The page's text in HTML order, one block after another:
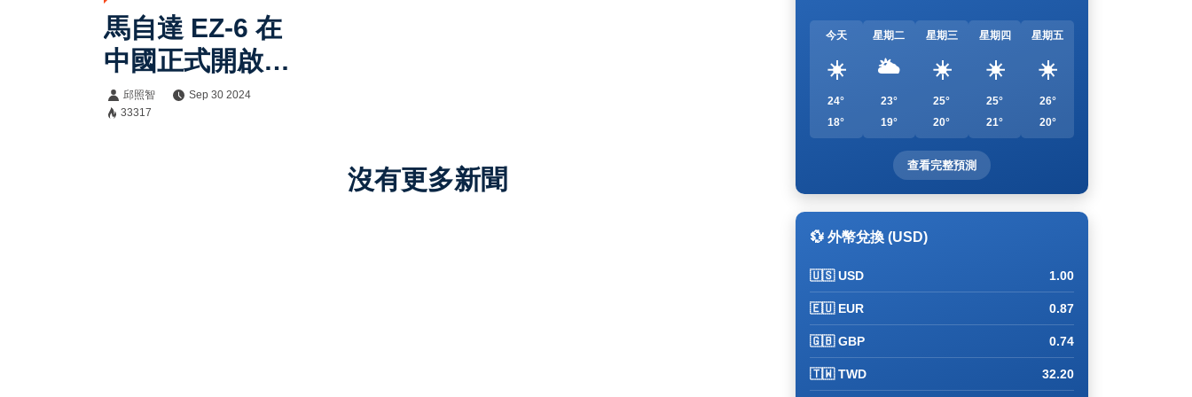
馬自達 EZ-6 在
中國正式開啟預
售：結合創新設
計與智慧科技，
邱照智
Sep 30 2024
33317
沒有更多新聞
今天
☀️
24°
18°
星期二
🌥️
23°
19°
星期三
☀️
25°
20°
星期四
☀️
25°
21°
星期五
☀️
26°
20°
查看完整預測
💱 外幣兌換 (USD)
🇺🇸 USD 1.00
🇪🇺 EUR 0.87
🇬🇧 GBP 0.74
🇹🇼 TWD 32.20